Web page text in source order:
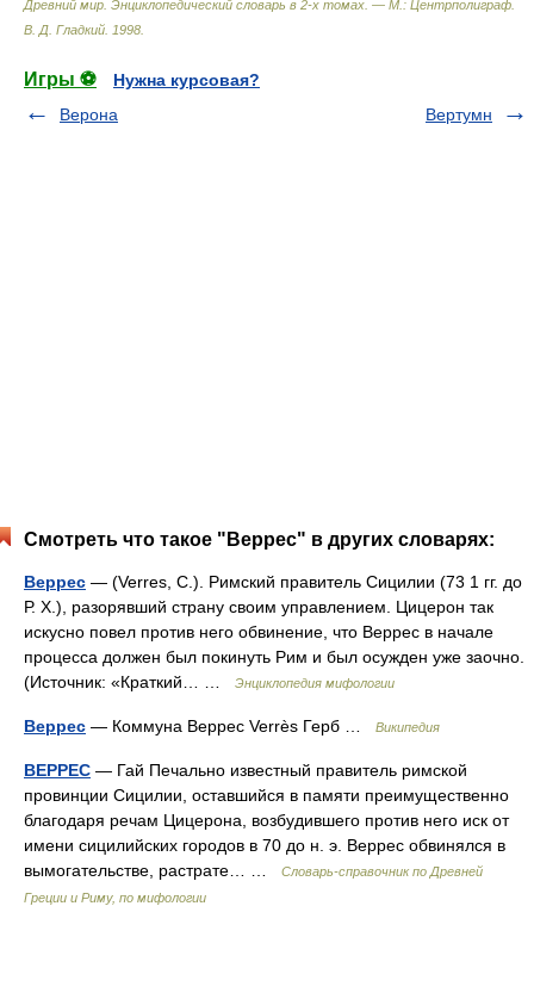
Древний мир. Энциклопедический словарь в 2-х томах. — М.: Центрполиграф
В. Д. Гладкий 1998
Игры ⚽
Нужна курсовая?
Верона
Вертумн
Смотреть что такое "Веррес" в других словарях:
Веррес — (Verres, С.). Римский правитель Сицилии (73 1 гг. до
Р. X.), разорявший страну своим управлением. Цицерон так
искусно повел против него обвинение, что Веррес в начале
процесса должен был покинуть Рим и был осужден уже заочно.
(Источник: «Краткий… …
Энциклопедия мифологии
Веррес — Коммуна Веррес Verrès Герб … Википедия
ВЕРРЕС — Гай Печально известный правитель римской
провинции Сицилии, оставшийся в памяти преимущественно
благодаря речам Цицерона, возбудившего против него иск от
имени сицилийских городов в 70 до н. э. Веррес обвинялся в
вымогательстве, растрате… …
Cловарь-справочник по Древней
Греции и Риму, по мифологии